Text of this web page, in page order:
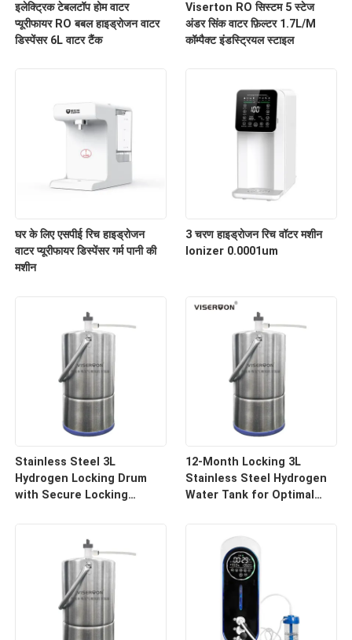
इलेक्ट्रिक टेबलटॉप होम वाटर
प्यूरीफायर RO बबल हाइड्रोजन वाटर
डिस्पेंसर 6L वाटर टैंक
Viserton RO सिस्टम 5 स्टेज
अंडर सिंक वाटर फ़िल्टर 1.7L/M
कॉम्पैक्ट इंडस्ट्रियल स्टाइल
घर के लिए एसपीई रिच हाइड्रोजन
वाटर प्यूरीफायर डिस्पेंसर गर्म पानी की
मशीन
3 चरण हाइड्रोजन रिच वॉटर मशीन
Ionizer 0.0001um
Stainless Steel 3L
Hydrogen Locking Drum
with Secure Locking
12-Month Locking 3L
Stainless Steel Hydrogen
Water Tank for Optimal